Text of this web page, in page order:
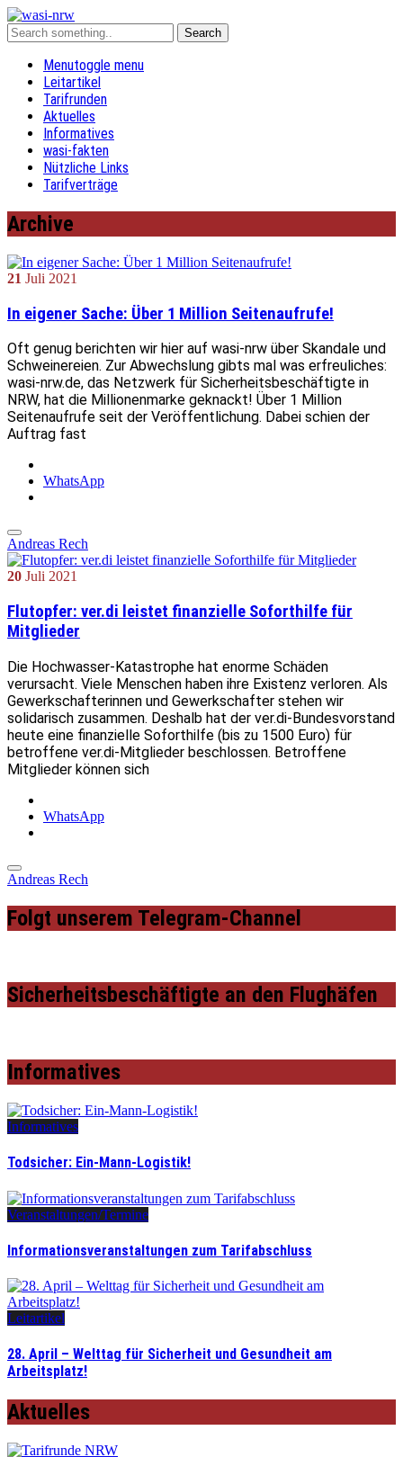
Menutoggle menu
Leitartikel
Tarifrunden
Aktuelles
Informatives
wasi-fakten
Nützliche Links
Tarifverträge
Archive
21 Juli 2021
In eigener Sache: Über 1 Million Seitenaufrufe!
Oft genug berichten wir hier auf wasi-nrw über Skandale und
Schweinereien. Zur Abwechslung gibts mal was erfreuliches:
wasi-nrw.de, das Netzwerk für Sicherheitsbeschäftigte in
NRW, hat die Millionenmarke geknackt! Über 1 Million
Seitenaufrufe seit der Veröffentlichung. Dabei schien der
Auftrag fast
WhatsApp
Andreas Rech
20 Juli 2021
Flutopfer: ver.di leistet finanzielle Soforthilfe für
Mitglieder
Die Hochwasser-Katastrophe hat enorme Schäden
verursacht. Viele Menschen haben ihre Existenz verloren. Als
Gewerkschafterinnen und Gewerkschafter stehen wir
solidarisch zusammen. Deshalb hat der ver.di-Bundesvorstand
heute eine finanzielle Soforthilfe (bis zu 1500 Euro) für
betroffene ver.di-Mitglieder beschlossen. Betroffene
Mitglieder können sich
WhatsApp
Andreas Rech
Folgt unserem Telegram-Channel
Sicherheitsbeschäftigte an den Flughäfen
Informatives
Informatives
Todsicher: Ein-Mann-Logistik!
Veranstaltungen/Termine
Informationsveranstaltungen zum Tarifabschluss
Leitartikel
28. April – Welttag für Sicherheit und Gesundheit am
Arbeitsplatz!
Aktuelles